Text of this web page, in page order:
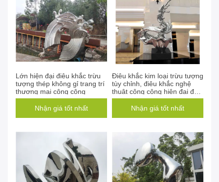
Lớn hiện đại điêu khắc trừu
tượng thép không gỉ trang trí
thương mại công cộng
Nhận giá tốt nhất
Điêu khắc kim loại trừu tượng
tùy chỉnh, điêu khắc nghệ
thuật công cộng hiện đại để
trang trí
Nhận giá tốt nhất